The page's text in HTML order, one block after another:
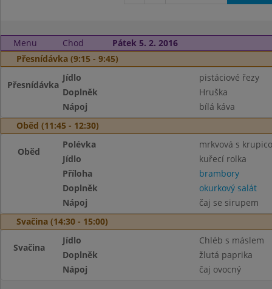
Menu Chod
Pátek 5. 2. 2016
Přesnídávka (9:15 - 9:45)
Přesnídávka
Jídlo
pistáciové řezy
Doplněk
Hruška
Nápoj
bílá káva
Oběd (11:45 - 12:30)
Oběd
Polévka
mrkvová s
Jídlo
kuřecí rolka
Příloha
brambory
Doplněk
okurkový salát
Nápoj
čaj se sirupem
Svačina (14:30 - 15:00)
Svačina
Jídlo
Chléb s máslem
Doplněk
žlutá paprika
Nápoj
čaj ovocný